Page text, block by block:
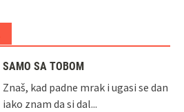
SAMO SA TOBOM
Znaš, kad padne mrak i ugasi se dan
iako znam da si dal...